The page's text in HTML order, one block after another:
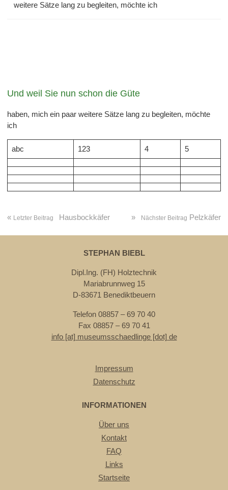
weitere Sätze lang zu begleiten, möchte ich
Und weil Sie nun schon die Güte
haben, mich ein paar weitere Sätze lang zu begleiten, möchte
ich
abc 123 4 5
» Nächster Beitrag Pelzkäfer
« Letzter Beitrag Hausbockkäfer
STEPHAN BIEBL
Dipl.Ing. (FH) Holztechnik
Mariabrunnweg 15
D-83671 Benediktbeuern
Telefon 08857 – 69 70 40
Fax 08857 – 69 70 41
info [at] museumsschaedlinge [dot] de
Impressum
Datenschutz
INFORMATIONEN
Über uns
Kontakt
FAQ
Links
Startseite